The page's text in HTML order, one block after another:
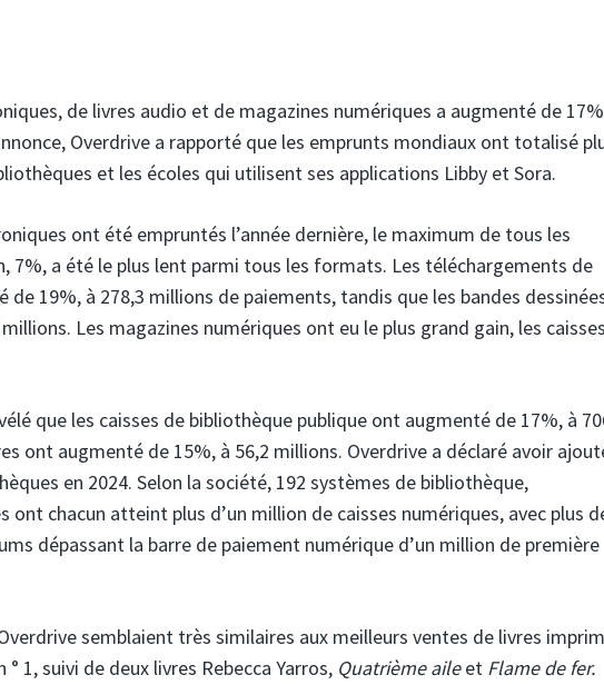
de livres audio et de magazines numériques a augmenté de
Overdrive a rapporté que les emprunts mondiaux ont totalisé
et les écoles qui utilisent ses applications Libby et Sora.
ont été empruntés l’année dernière, le maximum de tous les
7%, a été le plus lent parmi tous les formats. Les téléchargements de
19%, à 278,3 millions de paiements, tandis que les bandes
Les magazines numériques ont eu le plus grand gain, les caisses
que les caisses de bibliothèque publique ont augmenté de 17%, à
ont augmenté de 15%, à 56,2 millions. Overdrive a déclaré avoir
en 2024. Selon la société, 192 systèmes de bibliothèque,
chacun atteint plus d’un million de caisses numériques, avec plus
dépassant la barre de paiement numérique d’un million de première
semblaient très similaires aux meilleurs ventes de livres
1, suivi de deux livres Rebecca Yarros, Quatrième aileet Flame de fer.